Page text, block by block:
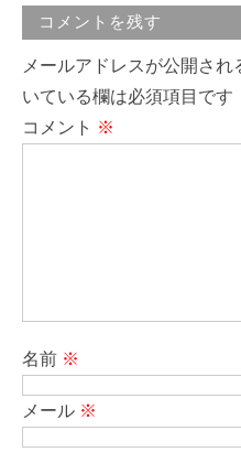
コメントを残す
メールアドレスが公開され
いている欄は必須項目です
コメント ※
名前 ※
メール ※